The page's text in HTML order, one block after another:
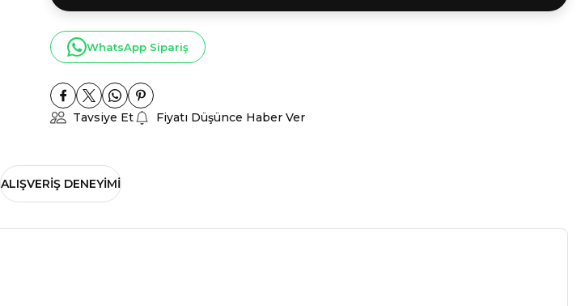
WhatsApp Sipariş
Tavsiye Et Fiyatı Düşünce Haber Ver
ALIŞVERIŞ DENEYIMI